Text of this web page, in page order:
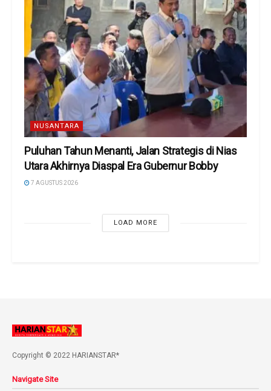
NUSANTARA
Puluhan Tahun Menanti, Jalan Strategis di Nias
Utara Akhirnya Diaspal Era Gubernur Bobby
7 AGUSTUS 2026
LOAD MORE
Copyright © 2022 HARIANSTAR*
Navigate Site